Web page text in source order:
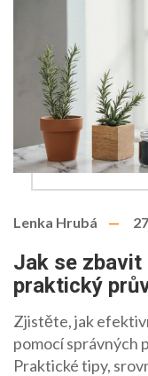
Lenka Hrubá
Jak se zbavit
praktický
Zjistěte, jak
pomocí správných
Praktické tipy,